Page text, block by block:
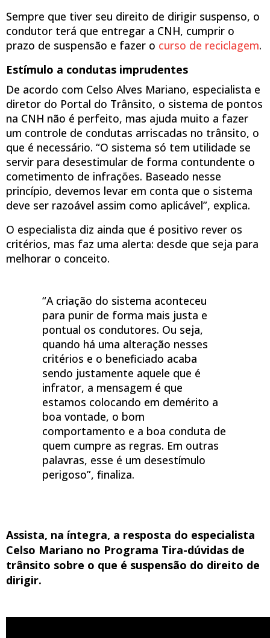
Sempre que tiver seu direito de dirigir suspenso, o
condutor terá que entregar a CNH, cumprir o
prazo de suspensão e fazer o curso de reciclagem.
Estímulo a condutas imprudentes
De acordo com Celso Alves Mariano, especialista e
diretor do Portal do Trânsito, o sistema de pontos
na CNH não é perfeito, mas ajuda muito a fazer
um controle de condutas arriscadas no trânsito, o
que é necessário. “O sistema só tem utilidade se
servir para desestimular de forma contundente o
cometimento de infrações. Baseado nesse
princípio, devemos levar em conta que o sistema
deve ser razoável assim como aplicável”, explica.
O especialista diz ainda que é positivo rever os
critérios, mas faz uma alerta: desde que seja para
melhorar o conceito.
“A criação do sistema aconteceu
para punir de forma mais justa e
pontual os condutores. Ou seja,
quando há uma alteração nesses
critérios e o beneficiado acaba
sendo justamente aquele que é
infrator, a mensagem é que
estamos colocando em demérito a
boa vontade, o bom
comportamento e a boa conduta de
quem cumpre as regras. Em outras
palavras, esse é um desestímulo
perigoso”, finaliza.
Assista, na íntegra, a resposta do especialista
Celso Mariano no Programa Tira-dúvidas de
trânsito sobre o que é suspensão do direito de
dirigir.